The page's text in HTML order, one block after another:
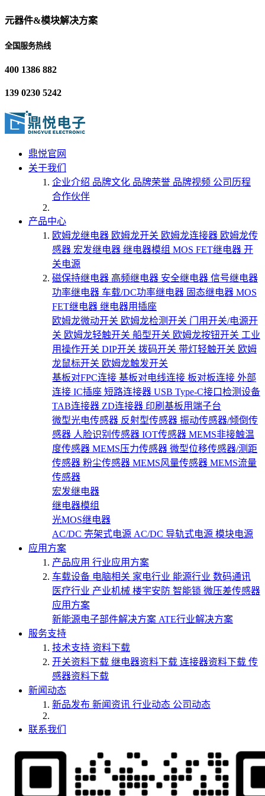
元器件&模块解决方案
全国服务热线
400 1386 882
139 0230 5242
鼎悦官网
关于我们
企业介绍 品牌文化 品牌荣誉 品牌视频 公司历程
合作伙伴
产品中心
欧姆龙继电器 欧姆龙开关 欧姆龙连接器 欧姆龙传
感器 宏发继电器 继电器模组 MOS FET继电器 开
关电源
磁保持继电器 高频继电器 安全继电器 信号继电器
功率继电器 车载/DC功率继电器 固态继电器 MOS
FET继电器 继电器用插座
欧姆龙微动开关 欧姆龙检测开关 门用开关/电源开
关 欧姆龙轻触开关 船型开关 欧姆龙按钮开关 工业
用操作开关 DIP开关 拨码开关 带灯轻触开关 欧姆
龙鼠标开关 欧姆龙触发开关
基板对FPC连接 基板对电线连接 板对板连接 外部
连接 IC插座 短路连接器 USB Type-C接口检测设备
TAB连接器 ZD连接器 印刷基板用端子台
微型光电传感器 反射型传感器 振动传感器/倾倒传
感器 人脸识别传感器 IOT传感器 MEMS非接触温
度传感器 MEMS压力传感器 微型位移传感器/测距
传感器 粉尘传感器 MEMS风量传感器 MEMS流量
传感器
宏发继电器
继电器模组
光MOS继电器
AC/DC 壳架式电源 AC/DC 导轨式电源 模块电源
应用方案
产品应用 行业应用方案
车载设备 电脑相关 家电行业 能源行业 数码通讯
医疗行业 产业机械 楼宇安防 智能锁 微压差传感器
应用方案
新能源电子部件解决方案 ATE行业解决方案
服务支持
技术支持 资料下载
开关资料下载 继电器资料下载 连接器资料下载 传
感器资料下载
新闻动态
新品发布 新闻资讯 行业动态 公司动态
联系我们